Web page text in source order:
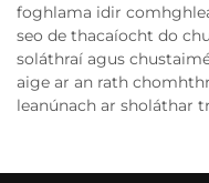
foghlama idir
seo de thacaíocht do
soláthraí agus
aige ar an rath
leanúnach ar sholáthar